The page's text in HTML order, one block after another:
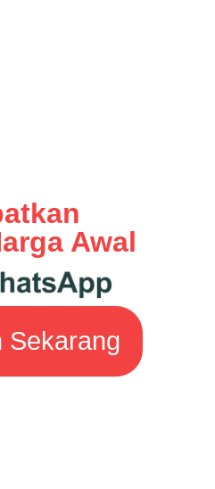
Awal
Sekarang